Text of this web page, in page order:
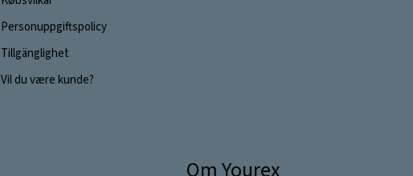
Personuppgiftspolicy
Tillgänglighet
Vil du være kunde?
Om Yourex